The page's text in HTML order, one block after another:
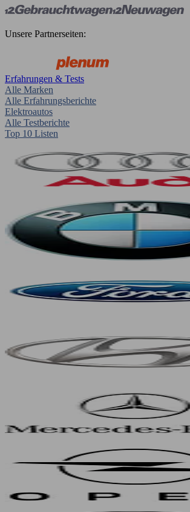
Unsere Partnerseiten:
Erfahrungen & Tests
Alle Marken
Alle Erfahrungsberichte
Elektroautos
Alle Testberichte
Top 10 Listen